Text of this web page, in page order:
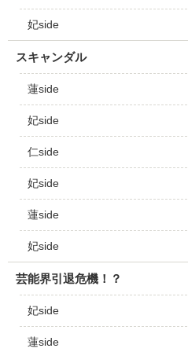
妃side
スキャンダル
蓮side
妃side
仁side
妃side
蓮side
妃side
芸能界引退危機！？
妃side
蓮side